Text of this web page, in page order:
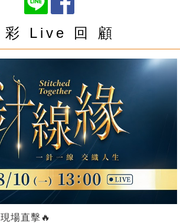
彩 Live 回 顧
場直擊🔥